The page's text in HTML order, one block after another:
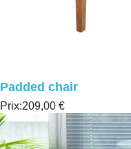
Padded chair
Prix:209,00 €